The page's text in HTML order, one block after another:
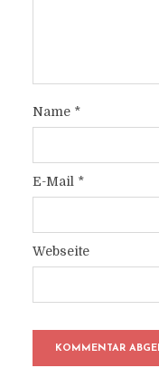
Name*
E-Mail *
Webseite